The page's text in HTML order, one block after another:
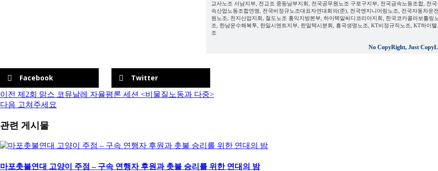
교사노조 서남지부, 전교조 중등남부지회, 전국공무원노조 구로구지부, 전국금속노동조합, 전국
속산업노동조합연맹, 전국비정규노조대표자연대회의(준), 전국엔지니어링노조, 전국자동차운
원노조, 천지산업지회, 철도노조 홍익지방본부, 하이텍알씨디코리아지회, 한국코카콜라보틀링
조, 한남운수해복투, 한일시멘트지부, 한일택시분회, 흥국생명노조, KT비정규직노조, KT하이텔
조
No CopyRight, Just
Facebook Twitter
이전 제2회 맑스 코뮤날레 자율평론 세션 <비물질노동과 다중>
다음 고쳐주세요
관련 게시물
마포촛불연대 고양이 주점 – 구속 연행자 후원과 촛불 승리를 위한 연대의 밤